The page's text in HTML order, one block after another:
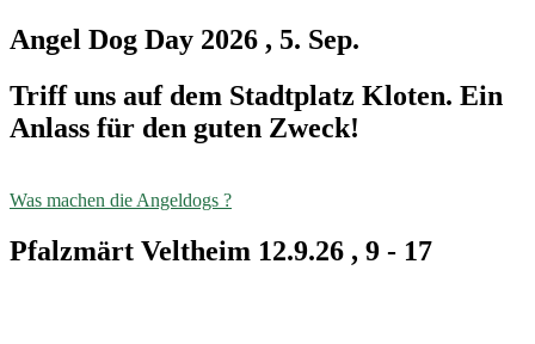
Angel Dog Day 2026 , 5. Sep.
Triff uns auf dem Stadtplatz Kloten. Ein
Anlass für den guten Zweck!
Was machen die Angeldogs ?
Pfalzmärt Veltheim 12.9.26 , 9 - 17